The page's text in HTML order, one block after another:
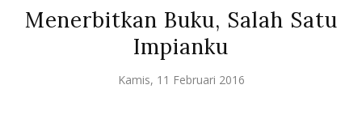
Menerbitkan Buku, Salah Satu
Impianku
Kamis, 11 Februari 2016